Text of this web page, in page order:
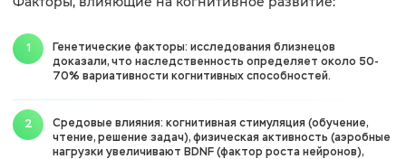
Генетические факторы: исследования близнецов
доказали, что наследственность определяет около 50-
70% вариативности когнитивных способностей.
Средовые влияния: когнитивная стимуляция (обучение,
чтение, решение задач), физическая активность (аэробные
нагрузки увеличивают BDNF (фактор роста нейронов),